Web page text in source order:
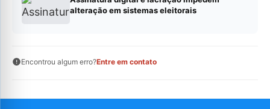
alteração em sistemas eleitorais
Encontrou algum erro?Entre em contato